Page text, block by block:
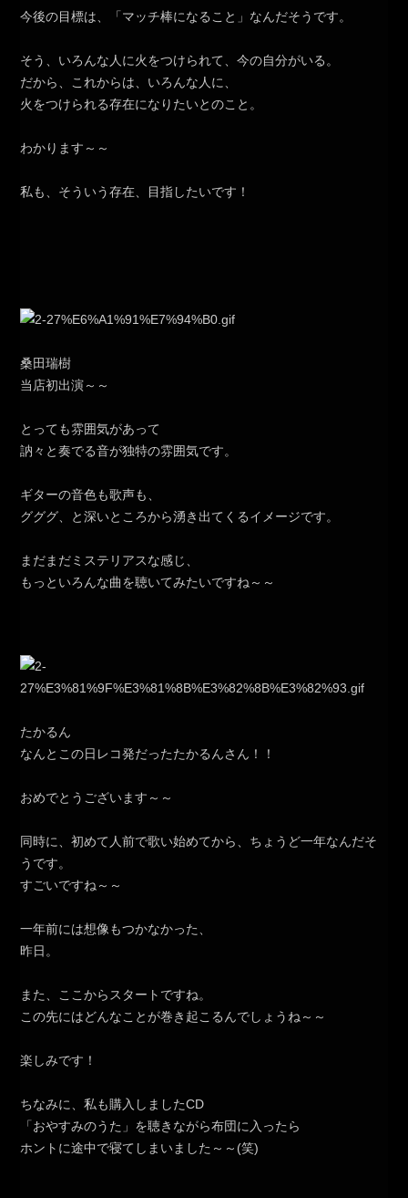
今後の目標は、「マッチ棒になること」なんだそうです。
そう、いろんな人に火をつけられて、今の自分がいる。
だから、これからは、いろんな人に、
火をつけられる存在になりたいとのこと。
わかります～～
私も、そういう存在、目指したいです！
桑田瑞樹
当店初出演～～
とっても雰囲気があって
訥々と奏でる音が独特の雰囲気です。
ギターの音色も歌声も、
グググ、と深いところから湧き出てくるイメージです。
まだまだミステリアスな感じ、
もっといろんな曲を聴いてみたいですね～～
たかるん
なんとこの日レコ発だったたかるんさん！！
おめでとうございます～～
同時に、初めて人前で歌い始めてから、ちょうど一年なんだそ
うです。
すごいですね～～
一年前には想像もつかなかった、
昨日。
また、ここからスタートですね。
この先にはどんなことが巻き起こるんでしょうね～～
楽しみです！
ちなみに、私も購入しましたCD
「おやすみのうた」を聴きながら布団に入ったら
ホントに途中で寝てしまいました～～(笑)